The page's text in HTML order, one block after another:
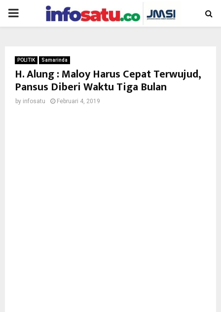
PRIMARY
POLITIK Samarinda
H. Alung : Maloy Harus Cepat Terwujud,
Pansus Diberi Waktu Tiga Bulan
by infosatu Februari 4, 2019